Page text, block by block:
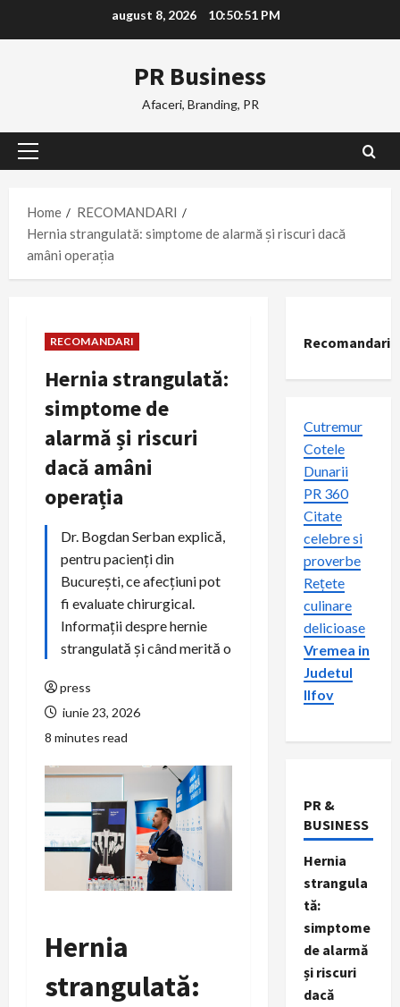
august 8, 2026 10:50:52 PM
PR Business
Afaceri, Branding, PR
Primary
Home
RECOMANDARI
Hernia strangulată: simptome de alarmă și riscuri dacă
amâni operația
RECOMANDARI
Hernia strangulată:
simptome de
alarmă și riscuri
dacă amâni
operația
Dr. Bogdan Serban explică,
pentru pacienți din
București, ce afecțiuni pot
fi evaluate chirurgical.
Informații despre hernie
strangulată și când merită o
press
iunie 23, 2026
8 minutes read
Hernia
strangulată:
Recomandari
Cutremur
Cotele
Dunarii
PR 360
Citate
celebre si
proverbe
Rețete
culinare
delicioase
Vremea in
Judetul
Ilfov
PR &
BUSINESS
Hernia
strangula
tă:
simptome
de alarmă
și riscuri
dacă